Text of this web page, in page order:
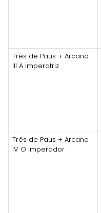
Três de Paus + Arcano
III A Imperatriz
Três de Paus + Arcano
IV O Imperador